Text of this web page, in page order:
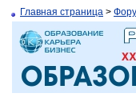
Главная страница >